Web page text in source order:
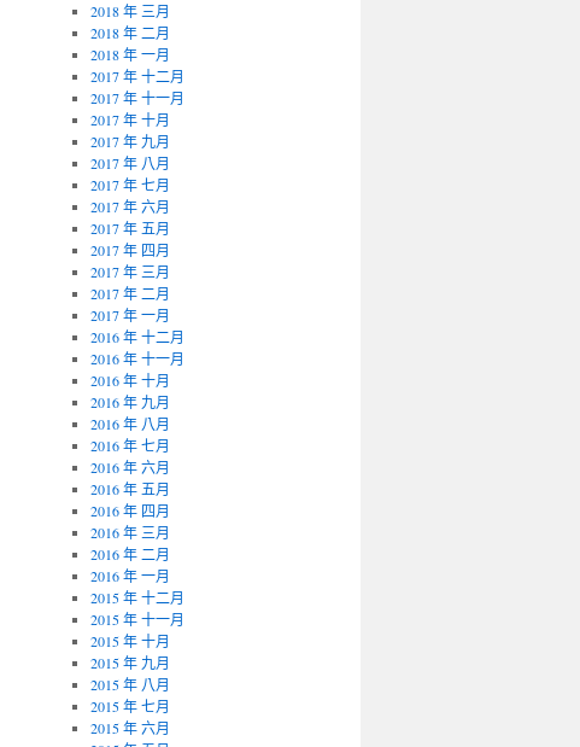
2018 年 三月
2018 年 二月
2018 年 一月
2017 年 十二月
2017 年 十一月
2017 年 十月
2017 年 九月
2017 年 八月
2017 年 七月
2017 年 六月
2017 年 五月
2017 年 四月
2017 年 三月
2017 年 二月
2017 年 一月
2016 年 十二月
2016 年 十一月
2016 年 十月
2016 年 九月
2016 年 八月
2016 年 七月
2016 年 六月
2016 年 五月
2016 年 四月
2016 年 三月
2016 年 二月
2016 年 一月
2015 年 十二月
2015 年 十一月
2015 年 十月
2015 年 九月
2015 年 八月
2015 年 七月
2015 年 六月